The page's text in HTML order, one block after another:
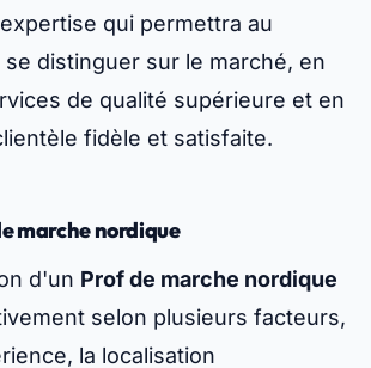
qui permettra au
distinguer sur le marché, en
de qualité supérieure et en
fidèle et satisfaite.
marche nordique
d'un Prof de marche nordique
selon plusieurs facteurs,
la localisation